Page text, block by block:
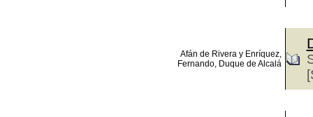
Afán de Rivera y Enríquez,
Fernando, Duque de Alcalá